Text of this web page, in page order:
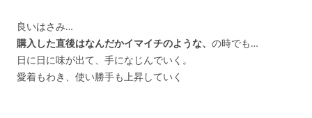
良いはさみ…
購入した直後はなんだかイマイチのような、 の時でも…
日に日に味が出て、手になじんでいく。
愛着もわき、使い勝手も上昇していく